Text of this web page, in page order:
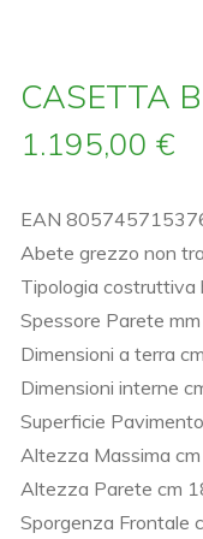
CASETTA
1.195,00 €
EAN
Abete grezzo non
Tipologia costruttiva
Spessore Parete
Dimensioni a terra
Dimensioni interne
Superficie
Altezza Massima
Altezza Parete cm
Sporgenza Frontale